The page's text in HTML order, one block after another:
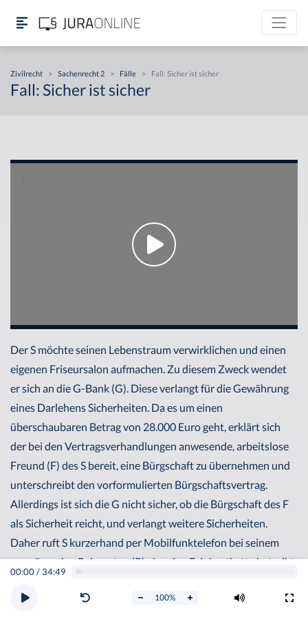
Zivilrecht > Sachenrecht 2 > Fälle > Fall: Sicher ist sicher
Fall: Sicher ist sicher
00:00/ 34:49
100%
Der S möchte seinen Lebenstraum verwirklichen und einen
eigenen Friseursalon aufmachen. Zu diesem Zweck wendet
er sich an die G-Bank (G). Diese verlangt für die Gewährung
eines Darlehens Sicherheiten. Da es um einen
überschaubaren Betrag von 28.000 Euro geht, erklärt sich
der bei den Vertragsverhandlungen anwesende, arbeitslose
Freund (F) des S bereit, eine Bürgschaft zu übernehmen und
unterschreibt den vorformulierten Bürgschaftsvertrag.
Allerdings ist sich die G nicht sicher, ob die Bürgschaft des F
als Sicherheit reicht, und verlangt weitere Sicherheiten.
Daher ruft S kurzerhand per Mobilfunktelefon bei seinem
vermögenden Bekannten (B), der eine Feinkostkette betreibt,
weiter an den Angestellten der G-Bank, demgegenüber der B